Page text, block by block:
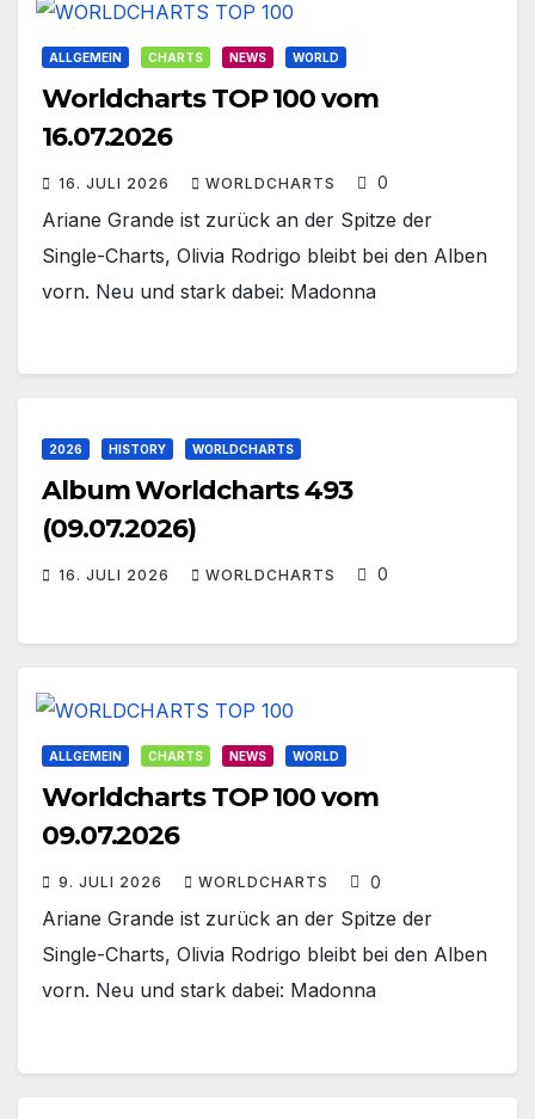
ALLGEMEIN CHARTS NEWS WORLD
Worldcharts TOP 100 vom
16.07.2026
16. JULI 2026 WORLDCHARTS 0
Ariane Grande ist zurück an der Spitze der
Single-Charts, Olivia Rodrigo bleibt bei den Alben
vorn. Neu und stark dabei: Madonna
2026 HISTORY WORLDCHARTS
Album Worldcharts 493
(09.07.2026)
16. JULI 2026 WORLDCHARTS 0
ALLGEMEIN CHARTS NEWS WORLD
Worldcharts TOP 100 vom
09.07.2026
9. JULI 2026 WORLDCHARTS 0
Ariane Grande ist zurück an der Spitze der
Single-Charts, Olivia Rodrigo bleibt bei den Alben
vorn. Neu und stark dabei: Madonna